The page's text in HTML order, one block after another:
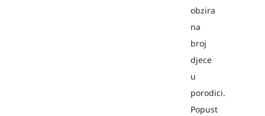
obzira
na
broj
djece
u
porodici.
Popust